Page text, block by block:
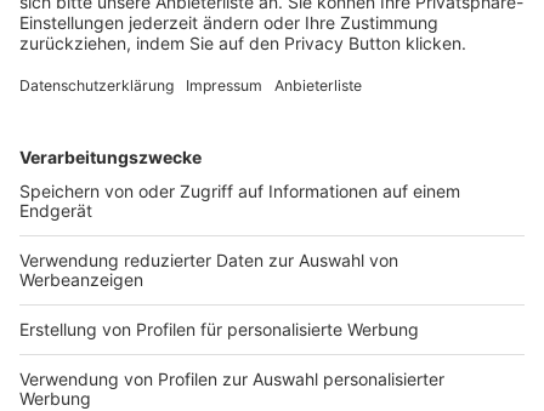
— ANZEIGE —
KONTAKT UND IMPRESSUM
AGB